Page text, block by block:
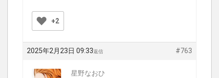
+2
2025年2月23日 09:33 #763
返信
星野なおひ